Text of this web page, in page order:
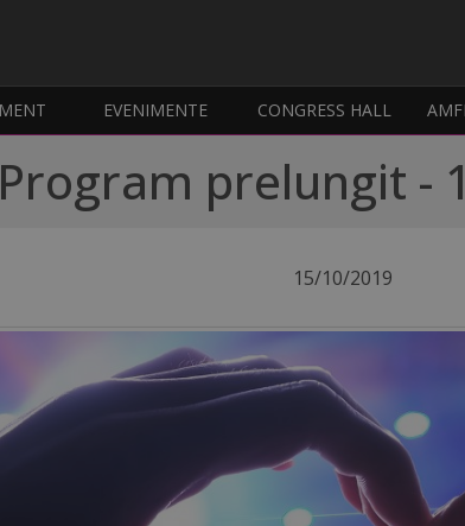
EVENIMENTE CONGRESS HALL
Program prelungit -
15/10/2019